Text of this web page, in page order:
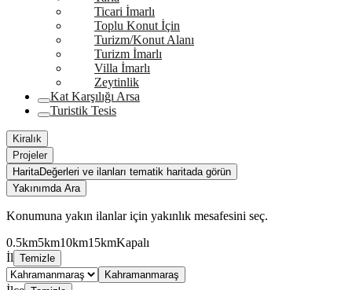
Ticari İmarlı
Toplu Konut İçin
Turizm/Konut Alanı
Turizm İmarlı
Villa İmarlı
Zeytinlik
Kat Karşılığı Arsa
Turistik Tesis
Kiralık
Projeler
HaritaDeğerleri ve ilanları tematik haritada görün
Yakınımda Ara
Konumuna yakın ilanlar için yakınlık mesafesini seç.
0.5km5km10km15kmKapalı
İl Temizle
Kahramanmaraş